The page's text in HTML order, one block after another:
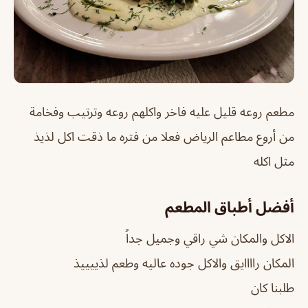
مطعم روعه قليل عليه فاخر واكلهم روعه وترتيب وفخامة
من أروع مطاعم الرياض فعلا من فتره ما ذقت اكل لذيذ
مثل اكله
أفضل أطباق المطعم
الاكل والمكان شي راقي وجميل جداً
المكان راااايق والاكل جوده عاليه وطعم لذييييذ
طلبنا كان